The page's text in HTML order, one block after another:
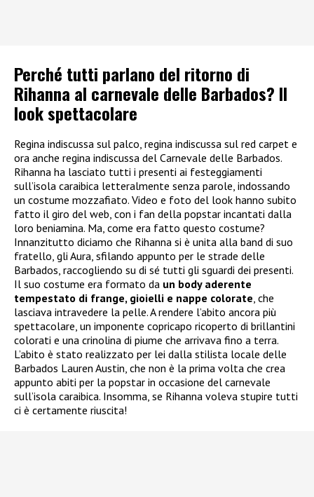
Perché tutti parlano del ritorno di
Rihanna al carnevale delle Barbados? Il
look spettacolare
Regina indiscussa sul palco, regina indiscussa sul red carpet e
ora anche regina indiscussa del Carnevale delle Barbados.
Rihanna ha lasciato tutti i presenti ai festeggiamenti
sull’isola caraibica letteralmente senza parole, indossando
un costume mozzafiato. Video e foto del look hanno subito
fatto il giro del web, con i fan della popstar incantati dalla
loro beniamina. Ma, come era fatto questo costume?
Innanzitutto diciamo che Rihanna si è unita alla band di suo
fratello, gli Aura, sfilando appunto per le strade delle
Barbados, raccogliendo su di sé tutti gli sguardi dei presenti.
Il suo costume era formato da un body aderente
tempestato di frange, gioielli e nappe colorate, che
lasciava intravedere la pelle. A rendere l’abito ancora più
spettacolare, un imponente copricapo ricoperto di brillantini
colorati e una crinolina di piume che arrivava fino a terra.
L’abito è stato realizzato per lei dalla stilista locale delle
Barbados Lauren Austin, che non è la prima volta che crea
appunto abiti per la popstar in occasione del carnevale
sull’isola caraibica. Insomma, se Rihanna voleva stupire tutti
ci è certamente riuscita!